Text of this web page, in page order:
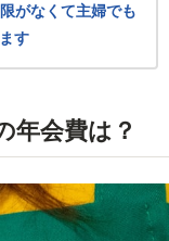
がなくて主婦でも
す
年会費は？